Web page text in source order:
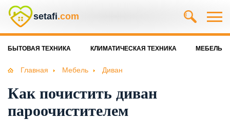
setafi.com
БЫТОВАЯ ТЕХНИКА КЛИМАТИЧЕСКАЯ ТЕХНИКА МЕБЕЛЬ
Главная Мебель Диван
Как почистить диван
пароочистителем